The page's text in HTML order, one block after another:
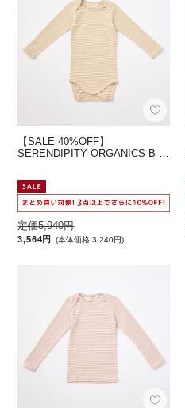
【SALE 40%OFF】
SERENDIPITY ORGANICS B …
定価5,940円
3,564円 (本体価格:3,240円)